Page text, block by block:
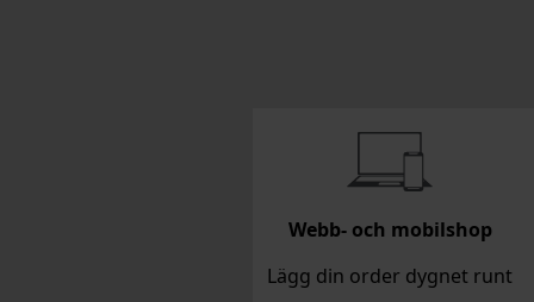
Webb- och mobilshop
Lägg din order dygnet runt